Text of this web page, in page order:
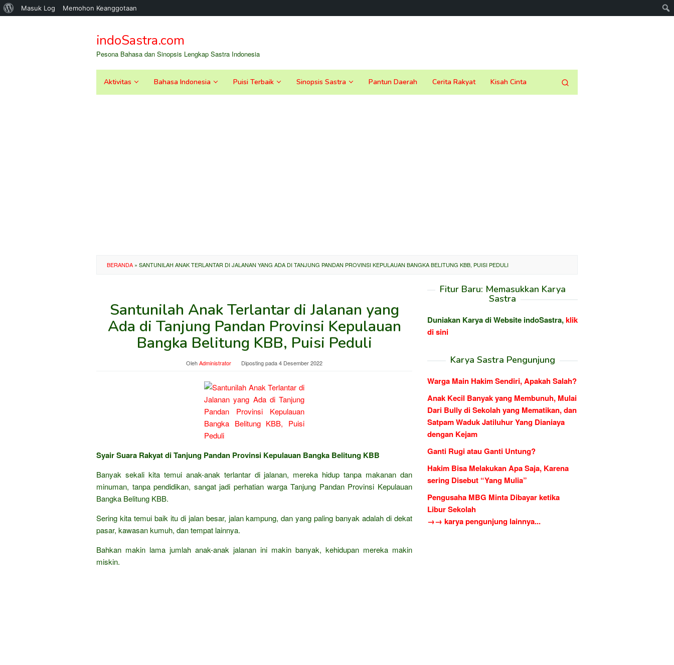
Tentang
Masuk Log Memohon Keanggotaan
kontenindoSastra.com
Pesona Bahasa dan Sinopsis Lengkap Sastra Indonesia
Aktivitas Bahasa Indonesia Puisi Terbaik Sinopsis Sastra Pantun Daerah Cerita Rakyat Kisah Cinta
BERANDA » SANTUNILAH ANAK TERLANTAR DI JALANAN YANG ADA DI TANJUNG PANDAN PROVINSI KEPULAUAN BANGKA BELITUNG KBB, PUISI PEDULI
Santunilah Anak Terlantar di Jalanan yang
Ada di Tanjung Pandan Provinsi Kepulauan
Bangka Belitung KBB, Puisi Peduli
OlehAdministrator Diposting pada4 Desember 2022
Syair Suara Rakyat di Tanjung Pandan Provinsi Kepulauan Bangka Belitung KBB
Banyak sekali kita temui anak-anak terlantar di jalanan, mereka hidup tanpa makanan dan
minuman, tanpa pendidikan, sangat jadi perhatian warga Tanjung Pandan Provinsi Kepulauan
Bangka Belitung KBB.
Sering kita temui baik itu di jalan besar, jalan kampung, dan yang paling banyak adalah di dekat
pasar, kawasan kumuh, dan tempat lainnya.
Bahkan makin lama jumlah anak-anak jalanan ini makin banyak, kehidupan mereka makin
miskin.
Fitur Baru: Memasukkan Karya
Sastra
Duniakan Karya di Website indoSastra,klik
di sini
Karya Sastra Pengunjung
Warga Main Hakim Sendiri, Apakah Salah?
Anak Kecil Banyak yang Membunuh, Mulai
Dari Bully di Sekolah yang Mematikan, dan
Satpam Waduk Jatiluhur Yang Dianiaya
dengan Kejam
Ganti Rugi atau Ganti Untung?
Hakim Bisa Melakukan Apa Saja, Karena
sering Disebut “Yang Mulia”
Pengusaha MBG Minta Dibayar ketika
Libur Sekolah
→→ karya pengunjung lainnya...